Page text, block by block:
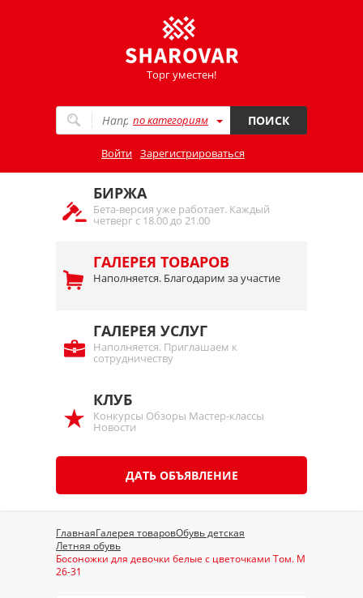
Торг уместен!
по категориям ПОИСК
Войти Зарегистрироваться
БИРЖА
Бета-версия уже работает. Каждый
четверг с 18.00 до 21.00
ГАЛЕРЕЯ ТОВАРОВ
Наполняется. Благодарим за участие
ГАЛЕРЕЯ УСЛУГ
Наполняется. Приглашаем к
сотрудничеству
КЛУБ
Конкурсы Обзоры Мастер-классы
Новости
ДАТЬ ОБЪЯВЛЕНИЕ
ГлавнаяГалерея товаровОбувь детская
Летняя обувь
Босоножки для девочки белые с цветочками Том. М
26-31